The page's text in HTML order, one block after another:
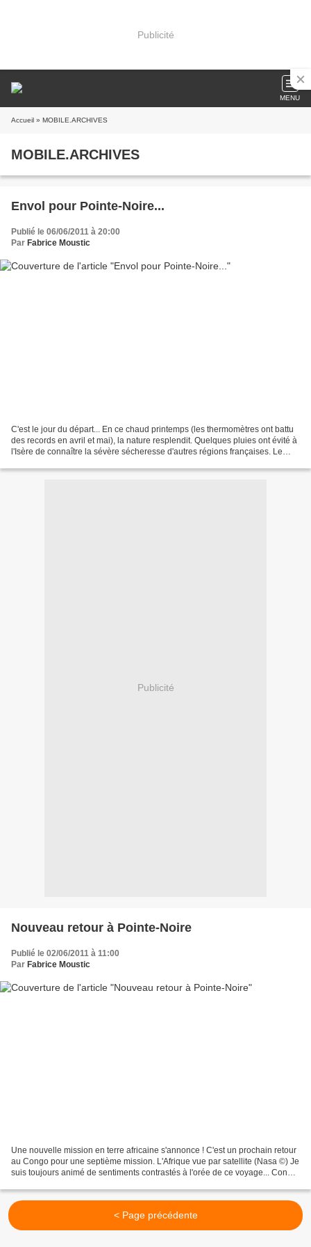
Publicité
MENU
Accueil » MOBILE.ARCHIVES
MOBILE.ARCHIVES
Envol pour Pointe-Noire...
Publié le 06/06/2011 à 20:00
Par Fabrice Moustic
C'est le jour du départ... En ce chaud printemps (les thermomètres ont battu
des records en avril et mai), la nature resplendit. Quelques pluies ont évité à
l'Isère de connaître la sévère sécheresse d'autres régions françaises. Le
Publicité
Nouveau retour à Pointe-Noire
Publié le 02/06/2011 à 11:00
Par Fabrice Moustic
Une nouvelle mission en terre africaine s'annonce ! C'est un prochain retour
au Congo pour une septième mission. L'Afrique vue par satellite (Nasa ©) Je
suis toujours animé de sentiments contrastés à l'orée de ce voyage... Congo,
< Page précédente